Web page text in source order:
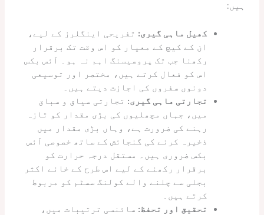
ہیں:
کھیل ماہی گیری: تفریحی اینگلرز کے لیے،
ان کے کیچ کے معیار کو اس وقت تک برقرار
رکھنا جب تک پروسیسنگ اہم نہ ہو۔ آئس بکس
اس کو فعال کرتے ہیں، مختصر اور توسیعی
دونوں سفروں کی اجازت دیتے ہیں۔
تجارتی ماہی گیری: تجارتی سیاق و سباق
میں، جہاں مچھلیوں کی بڑی مقدار کو تازہ
رہنے کی ضرورت ہے، وہاں بڑی مقدار میں
ذخیرہ کرنے کی گنجائش کے ساتھ خصوصی آئس
بکس ضروری ہیں۔ مستقل درجہ حرارت کو
برقرار رکھنے کے لیے اس طرح کے خانے اکثر
بجلی سے چلنے والے کولنگ سسٹم کو مربوط
کرتے ہیں۔
تحقیق اور تحفظ: سائنسی ترتیبات میں،